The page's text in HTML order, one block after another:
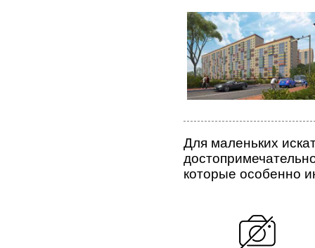
Для маленьких
которые особенно